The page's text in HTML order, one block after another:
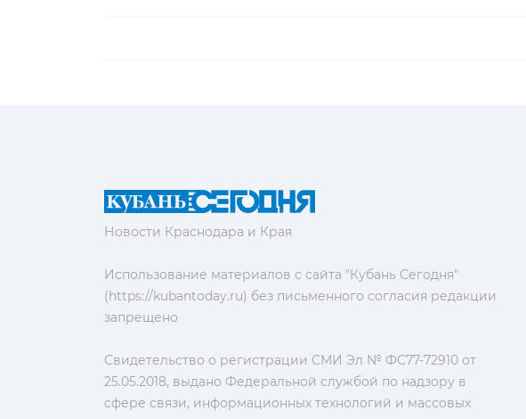
Новости Краснодара и Края
Использование материалов с сайта "Кубань Сегодня"
(https://kubantoday.ru) без письменного согласия редакции
запрещено
Свидетельство о регистрации СМИ Эл № ФС77-72910 от
25.05.2018, выдано Федеральной службой по надзору в
сфере связи, информационных технологий и массовых